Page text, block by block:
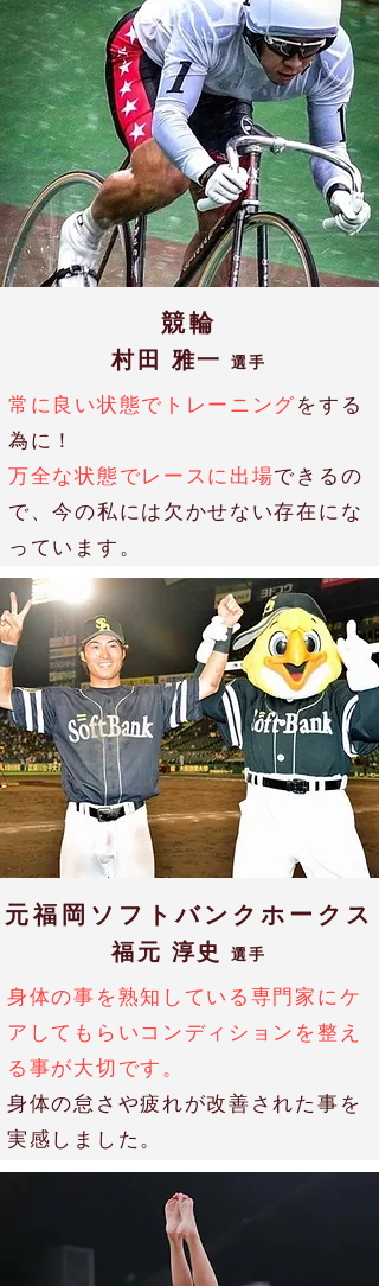
競輪
村田 雅一 選手
常に良い状態でトレーニング をする
為に！
万全な状態でレースに出場できるの
で、今の私には欠かせない存在にな
っています。
元福岡ソフトバンクホークス
福元 淳史 選手
身体の事を熟知している専門家にケ
アしてもらいコンディションを整え
る事が大切です。
身体の怠さや疲れが改善された事を
実感しました。